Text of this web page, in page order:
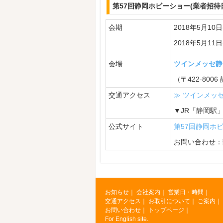
第57回静岡ホビーショー(業者招待
会期
2018年5月10
2018年5月11
会場
ツインメッセ
（〒422-8006
交通アクセス
≫ ツインメッ
▼JR「静岡駅
公式サイト
第57回静岡ホ
お問い合わせ
お知らせ 会社案内
営業日・時間｜
交通アクセス
お取引について ご案内
お問い合わせ
トップページ
For English site.